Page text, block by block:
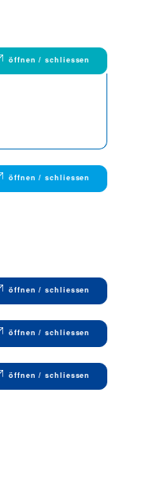
öffnen / schliessen
öffnen / schliessen
öffnen / schliessen
öffnen / schliessen
öffnen / schliessen